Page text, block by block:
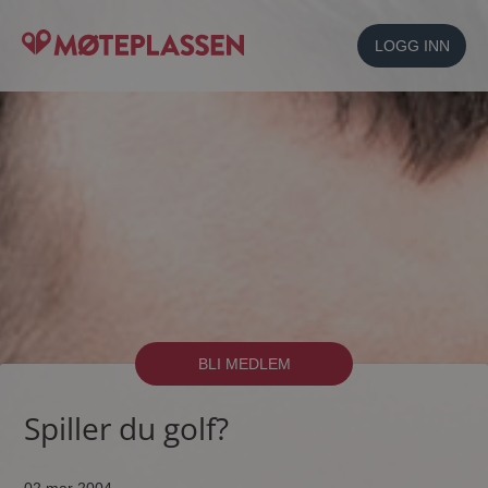
LOGG INN
BLI MEDLEM
Spiller du golf?